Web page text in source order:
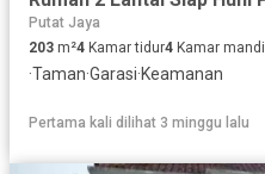
Putat Jaya
203 m²4 Kamar tidur4 Kamar mandi
·Taman·Garasi·Keamanan
Pertama kali dilihat 3 minggu lalu